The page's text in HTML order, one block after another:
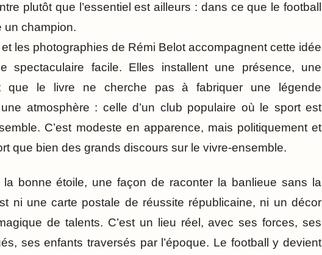
plutôt que l’essentiel est ailleurs : dans ce que le football
un champion.
les photographies de Rémi Belot accompagnent cette idée
spectaculaire facile. Elles installent une présence, une
que le livre ne cherche pas à fabriquer une légende
atmosphère : celle d’un club populaire où le sport est
C’est modeste en apparence, mais politiquement et
que bien des grands discours sur le vivre-ensemble.
bonne étoile, une façon de raconter la banlieue sans la
ni une carte postale de réussite républicaine, ni un décor
de talents. C’est un lieu réel, avec ses forces, ses
ses enfants traversés par l’époque. Le football y devient